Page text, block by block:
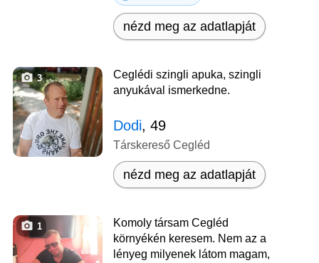
nézd meg az adatlapját
3
Ceglédi szingli apuka, szingli
anyukával ismerkedne.
Dodi, 49
Társkereső Cegléd
nézd meg az adatlapját
1
Komoly társam Cegléd
környékén keresem. Nem az a
lényeg milyenek látom magam,